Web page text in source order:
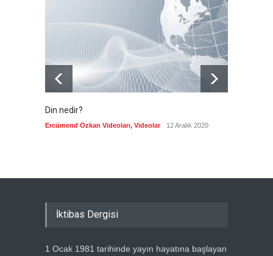
karşıtlığını teyid etmedi
6 Ağustos 2026
Din nedir?
Ercümend Özkan Videoları, Videolar 12 Aralık 2020
İktibas Dergisi
1 Ocak 1981 tarihinde yayın hayatına başlayan